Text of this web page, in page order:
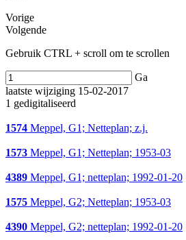
Vorige
Volgende
Gebruik CTRL + scroll om te scrollen
Ga
laatste wijziging 15-02-2017
1 gedigitaliseerd
1574 Meppel, G1; Netteplan; z.j.
1573 Meppel, G1; Netteplan; 1953-03
4389 Meppel, G1; netteplan; 1992-01-20
1575 Meppel, G2; Netteplan; 1953-03
4390 Meppel, G2; netteplan; 1992-01-20